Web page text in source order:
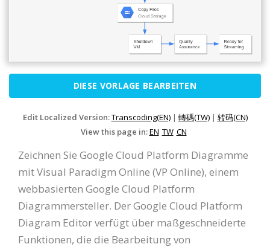
DIESE VORLAGE BEARBEITEN
Edit Localized Version:Transcoding(EN)| 轉碼(TW)| 转码(CN)
View this page in:EN TW CN
Zeichnen Sie Google Cloud Platform Diagramme
mit Visual Paradigm Online (VP Online), einem
webbasierten Google Cloud Platform
Diagrammersteller. Der Google Cloud Platform
Diagram Editor verfügt über maßgeschneiderte
Funktionen, die die Bearbeitung von